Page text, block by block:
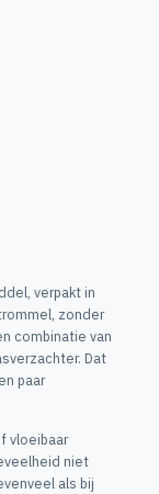
verpakt in
zonder
combinatie van
Dat
paar
vloeibaar
niet
als bij